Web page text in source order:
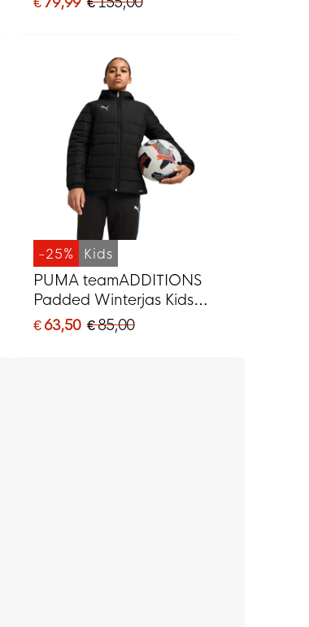
-25% Kids
PUMA teamADDITIONS
Padded Winterjas Kids
Zwart
€ 63,50 € 85,00